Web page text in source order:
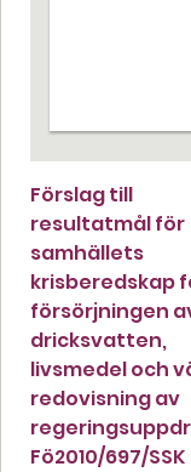
Förslag till
resultatmål för
samhällets
krisberedskap
försörjningen
dricksvatten,
livsmedel och
redovisning av
Fö2010/697/SSK